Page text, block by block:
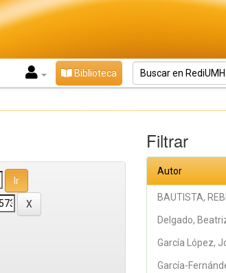
Biblioteca
Filtrar
Autor
BAUTISTA,
Delgado,
García López,
García-